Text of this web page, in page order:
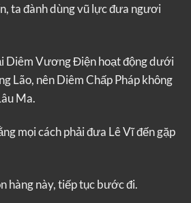
ta đành dùng vũ lực đưa ngươi
Diêm Vương Điện hoạt động dưới
Lão, nên Diêm Chấp Pháp không
Ma.
mọi cách phải đưa Lê Vĩ đến gặp
hàng này, tiếp tục bước đi.